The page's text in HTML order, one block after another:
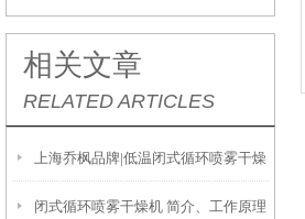
相关文章
RELATED ARTICLES
上海乔枫品牌|低温闭式循环喷雾干燥
机 QFN-DWBL-1 推荐
闭式循环喷雾干燥机 简介、工作原理